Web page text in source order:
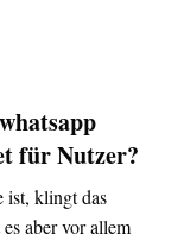
für Nutzer?
ist, klingt das
aber vor allem